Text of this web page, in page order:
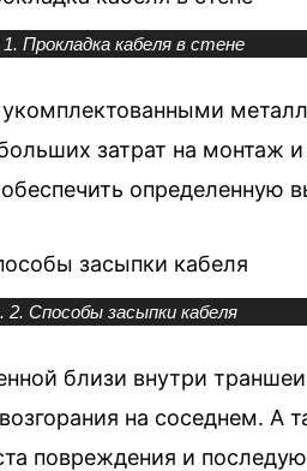
Прокладка кабеля в стене
затрат на монтаж
определенную
2. Способы засыпки кабеля
близи внутри
на соседнем. А
повреждения и